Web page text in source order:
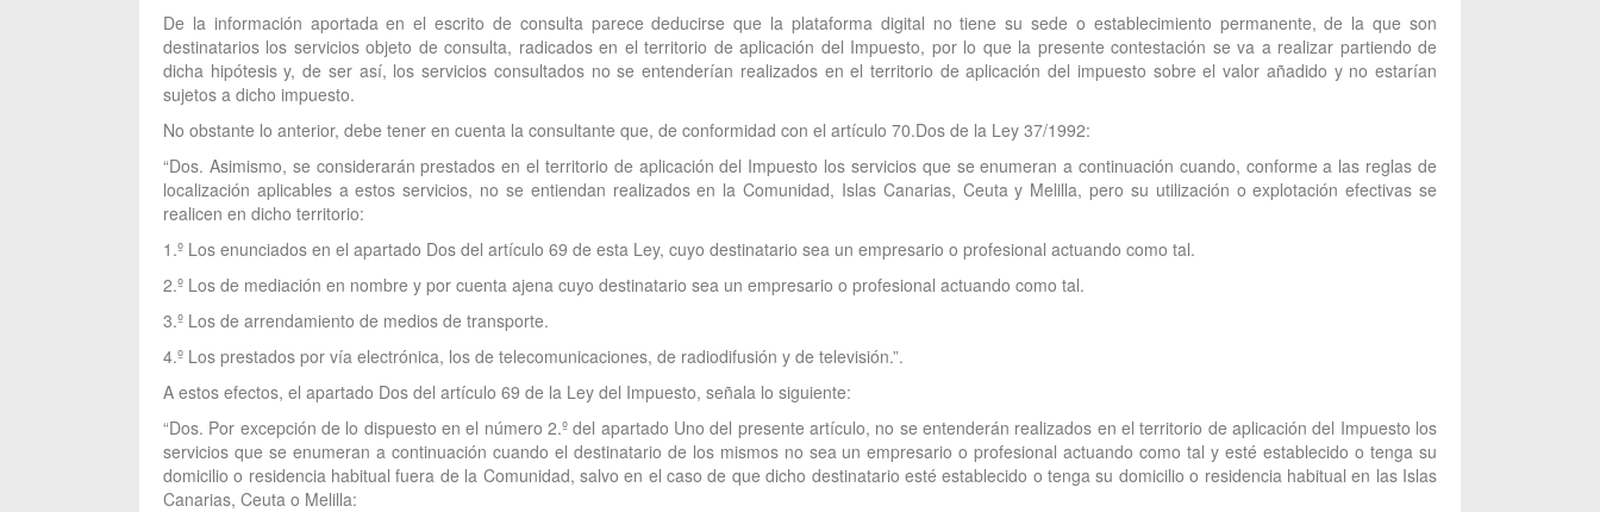
De la información aportada en el escrito de consulta parece deducirse que la plataforma digital no tiene su sede o establecimiento permanente, de la que son
destinatarios los servicios objeto de consulta, radicados en el territorio de aplicación del Impuesto, por lo que la presente contestación se va a realizar partiendo de
dicha hipótesis y, de ser así, los servicios consultados no se entenderían realizados en el territorio de aplicación del impuesto sobre el valor añadido y no estarían
sujetos a dicho impuesto.
No obstante lo anterior, debe tener en cuenta la consultante que, de conformidad con el artículo 70.Dos de la Ley 37/1992:
“Dos. Asimismo, se considerarán prestados en el territorio de aplicación del Impuesto los servicios que se enumeran a continuación cuando, conforme a las reglas de
localización aplicables a estos servicios, no se entiendan realizados en la Comunidad, Islas Canarias, Ceuta y Melilla, pero su utilización o explotación efectivas se
realicen en dicho territorio:
1.º Los enunciados en el apartado Dos del artículo 69 de esta Ley, cuyo destinatario sea un empresario o profesional actuando como tal.
2.º Los de mediación en nombre y por cuenta ajena cuyo destinatario sea un empresario o profesional actuando como tal.
3.º Los de arrendamiento de medios de transporte.
4.º Los prestados por vía electrónica, los de telecomunicaciones, de radiodifusión y de televisión.”.
A estos efectos, el apartado Dos del artículo 69 de la Ley del Impuesto, señala lo siguiente:
“Dos. Por excepción de lo dispuesto en el número 2.º del apartado Uno del presente artículo, no se entenderán realizados en el territorio de aplicación del Impuesto los
servicios que se enumeran a continuación cuando el destinatario de los mismos no sea un empresario o profesional actuando como tal y esté establecido o tenga su
domicilio o residencia habitual fuera de la Comunidad, salvo en el caso de que dicho destinatario esté establecido o tenga su domicilio o residencia habitual en las Islas
Canarias, Ceuta o Melilla: